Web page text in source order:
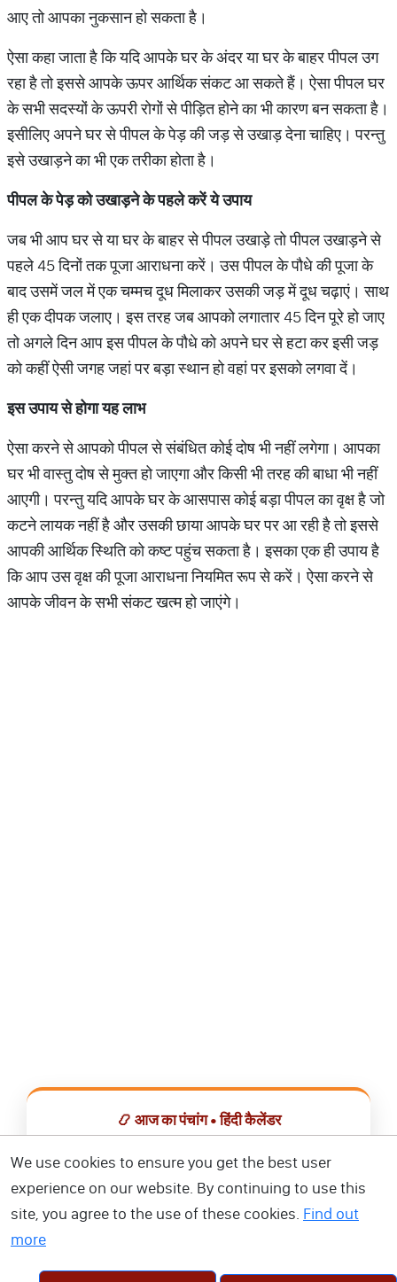
आए तो आपका नुकसान हो सकता है।
ऐसा कहा जाता है कि यदि आपके घर के अंदर या घर के बाहर पीपल उग
रहा है तो इससे आपके ऊपर आर्थिक संकट आ सकते हैं। ऐसा पीपल घर
के सभी सदस्यों के ऊपरी रोगों से पीड़ित होने का भी कारण बन सकता है।
इसीलिए अपने घर से पीपल के पेड़ की जड़ से उखाड़ देना चाहिए। परन्तु
इसे उखाड़ने का भी एक तरीका होता है।
पीपलकेपेड़कोउखाड़नेकेपहलेकरेंयेउपाय
जब भी आप घर से या घर के बाहर से पीपल उखाड़े तो पीपल उखाड़ने से
पहले 45 दिनों तक पूजा आराधना करें। उस पीपल के पौधे की पूजा के
बाद उसमें जल में एक चम्मच दूध मिलाकर उसकी जड़ में दूध चढ़ाएं। साथ
ही एक दीपक जलाए। इस तरह जब आपको लगातार 45 दिन पूरे हो जाए
तो अगले दिन आप इस पीपल के पौधे को अपने घर से हटा कर इसी जड़
को कहीं ऐसी जगह जहां पर बड़ा स्थान हो वहां पर इसको लगवा दें।
इसउपायसेहोगायहलाभ
ऐसा करने से आपको पीपल से संबंधित कोई दोष भी नहीं लगेगा। आपका
घर भी वास्तु दोष से मुक्त हो जाएगा और किसी भी तरह की बाधा भी नहीं
आएगी। परन्तु यदि आपके घर के आसपास कोई बड़ा पीपल का वृक्ष है जो
कटने लायक नहीं है और उसकी छाया आपके घर पर आ रही है तो इससे
आपकी आर्थिक स्थिति को कष्ट पहुंच सकता है। इसका एक ही उपाय है
कि आप उस वृक्ष की पूजा आराधना नियमित रूप से करें। ऐसा करने से
आपके जीवन के सभी संकट खत्म हो जाएंगे।
📿 आज का पंचांग • हिंदी कैलेंडर
📅 हिंदी कैलेंडर ऐप डाउनलोड करें
We use cookies to ensure you get the best user
experience on our website. By continuing to use this
site, you agree to the use of these cookies. Find out
more